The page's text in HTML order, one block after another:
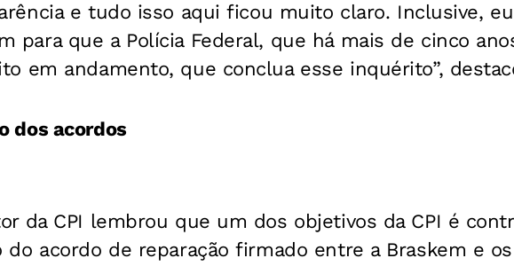
e tudo isso aqui ficou muito claro. Inclusive,
para que a Polícia Federal, que há mais de cinco
em andamento, que conclua esse inquérito”,
dos acordos
da CPI lembrou que um dos objetivos da CPI é
do acordo de reparação firmado entre a Braskem e